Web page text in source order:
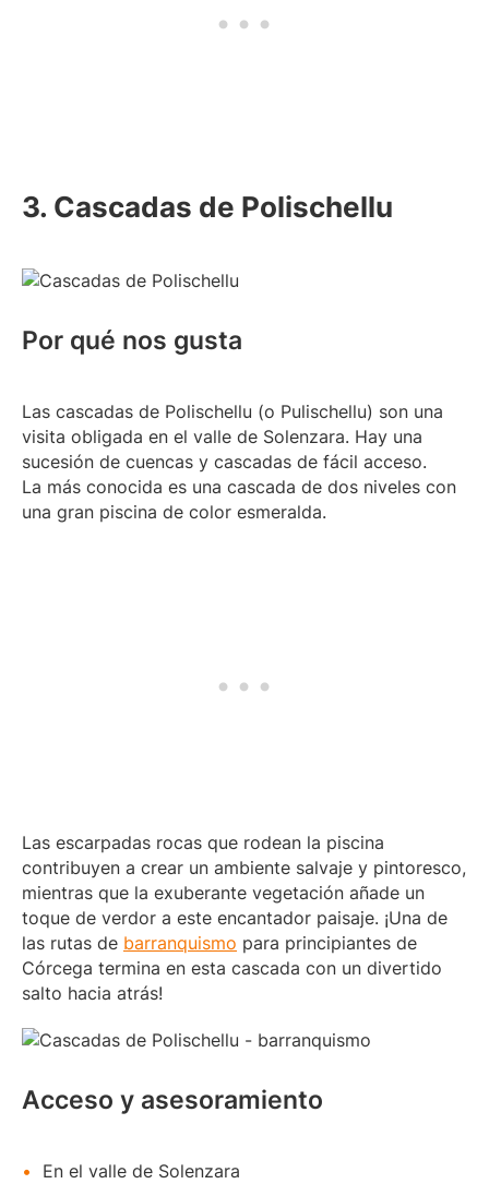
3. Cascadas de Polischellu
Por qué nos gusta
Las cascadas de Polischellu (o Pulischellu) son una
visita obligada en el valle de Solenzara. Hay una
sucesión de cuencas y cascadas de fácil acceso.
La más conocida es una cascada de dos niveles con
una gran piscina de color esmeralda.
Las escarpadas rocas que rodean la piscina
contribuyen a crear un ambiente salvaje y pintoresco,
mientras que la exuberante vegetación añade un
toque de verdor a este encantador paisaje. ¡Una de
las rutas de barranquismo para principiantes de
Córcega termina en esta cascada con un divertido
salto hacia atrás!
Acceso y asesoramiento
En el valle de Solenzara